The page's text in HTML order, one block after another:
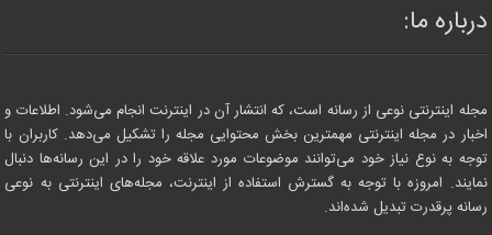
درباره ما:
مجله اینترنتی نوعی از رسانه است، که انتشار آن در اینترنت انجام می‌شود. اطلاعات و
اخبار در مجله اینترنتی مهمترین بخش محتوایی مجله را تشکیل می‌دهد. کاربران با
توجه به نوع نیاز خود می‌توانند موضوعات مورد علاقه خود را در این رسانه‌ها دنبال
نمایند. امروزه با توجه به گسترش استفاده از اینترنت، مجله‌های اینترنتی به نوعی
رسانه پرقدرت تبدیل شده‌اند.